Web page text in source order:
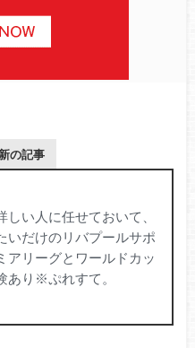
の記事
しい人に任せておいて、
いだけのリバプールサポ
アリーグとワールドカッ
あり※ぷれすて。